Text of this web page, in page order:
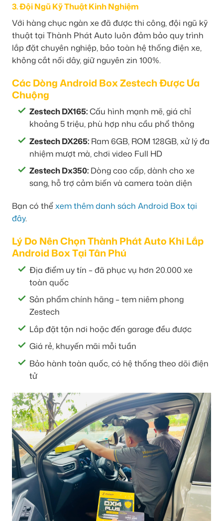
3. Đội Ngũ Kỹ Thuật Kinh Nghiệm
Với hàng chục ngàn xe đã được thi công, đội ngũ kỹ
thuật tại Thành Phát Auto luôn đảm bảo quy trình
lắp đặt chuyên nghiệp, bảo toàn hệ thống điện xe,
không cắt nối dây, giữ nguyên zin 100%.
Các Dòng Android Box Zestech Được Ưa
Chuộng
Zestech DX165:Cấu hình mạnh mẽ, giá chỉ
khoảng 5 triệu, phù hợp nhu cầu phổ thông
Zestech DX265: Ram 6GB, ROM 128GB, xử lý đa
nhiệm mượt mà, chơi video Full HD
Zestech Dx350: Dòng cao cấp, dành cho xe
sang, hỗ trợ cảm biến và camera toàn diện
Bạn có thểxem thêm danh sách Android Box tại
đây.
Lý Do Nên Chọn Thành Phát Auto Khi Lắp
Android Box Tại Tân Phú
Địa điểm uy tín – đã phục vụ hơn 20.000 xe
toàn quốc
Sản phẩm chính hãng – tem niêm phong
Zestech
Lắp đặt tận nơi hoặc đến garage đều được
Giá rẻ, khuyến mãi mỗi tuần
Bảo hành toàn quốc, có hệ thống theo dõi điện
tử